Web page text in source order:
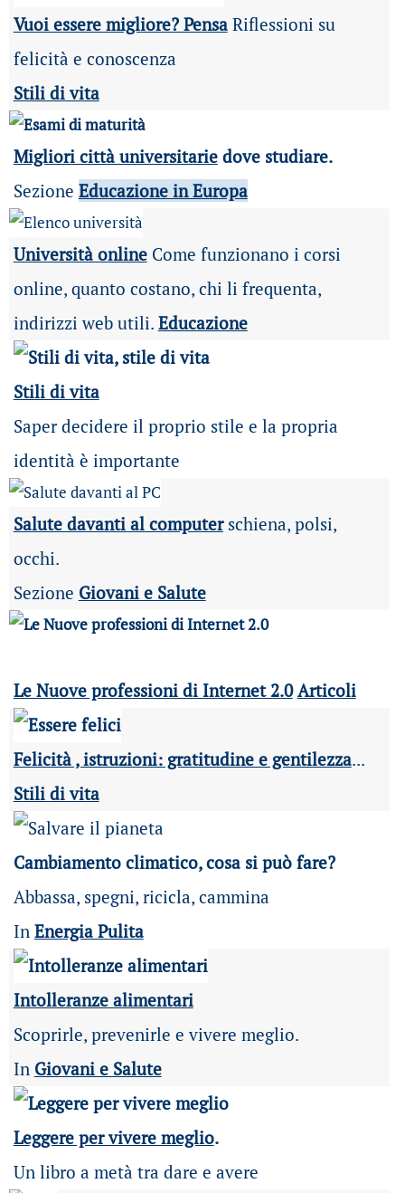
Vuoi essere migliore? PensaRiflessioni su
felicità e conoscenza
Stili di vita
Migliori città universitariedove studiare.
Sezione Educazione in Europa
Università online Come funzionano i corsi
online, quanto costano, chi li frequenta,
indirizzi web utili. Educazione
Stili di vita
Saper decidere il proprio stile e la propria
identità è importante
Salute davanti al computerschiena, polsi,
occhi.
Sezione Giovani e Salute
Le Nuove professioni di Internet 2.0 Articoli
Felicità , istruzioni: gratitudine e gentilezza...
Stili di vita
Cambiamento climatico, cosa si può fare?
Abbassa, spegni, ricicla, cammina
In Energia Pulita
Intolleranze alimentari
Scoprirle, prevenirle e vivere meglio.
In Giovani e Salute
Leggere per vivere meglio.
Un libro a metà tra dare e avere